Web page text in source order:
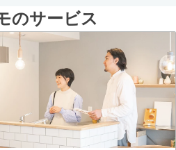
のサービス